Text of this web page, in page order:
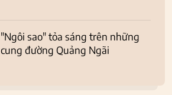
"Ngôi sao" tỏa sáng trên những
cung đường Quảng Ngãi